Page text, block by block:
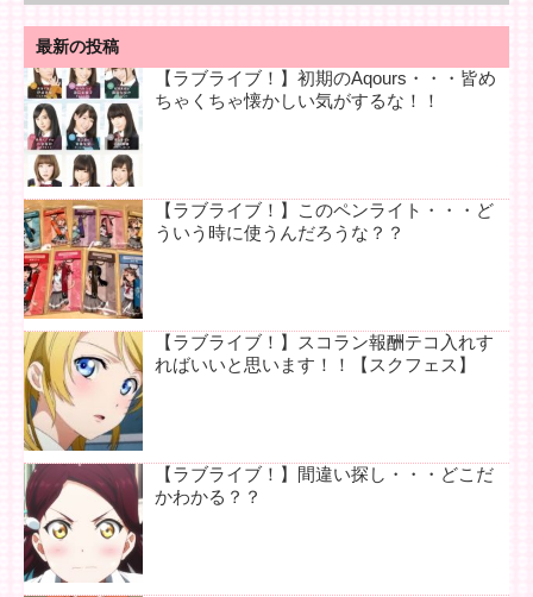
最新の投稿
【ラブライブ！】初期のAqours・・・皆め
ちゃくちゃ懐かしい気がするな！！
【ラブライブ！】このペンライト・・・ど
ういう時に使うんだろうな？？
【ラブライブ！】スコラン報酬テコ入れす
ればいいと思います！！【スクフェス】
【ラブライブ！】間違い探し・・・どこだ
かわかる？？